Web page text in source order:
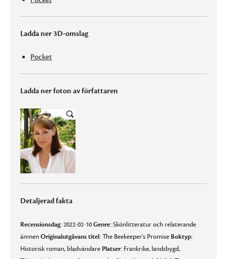
Ladda ner 3D-omslag
Pocket
Ladda ner foton av författaren
Detaljerad fakta
Recensionsdag:2022-02-10Genre:Skönlitteratur och relaterande
ämnenOriginalutgåvans titel:The Beekeeper's Promise Boktyp:
Historisk roman, bladvändare Platser: Frankrike, landsbygd,